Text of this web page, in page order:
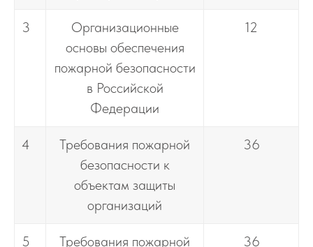
3
Организационные
основы обеспечения
пожарной безопасности
в Российской
Федерации
12
4
Требования пожарной
безопасности к
объектам защиты
организаций
36
5
Требования пожарной
36